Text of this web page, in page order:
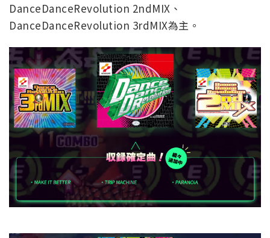
DanceDanceRevolution 2ndMIX、
DanceDanceRevolution 3rdMIX為主。